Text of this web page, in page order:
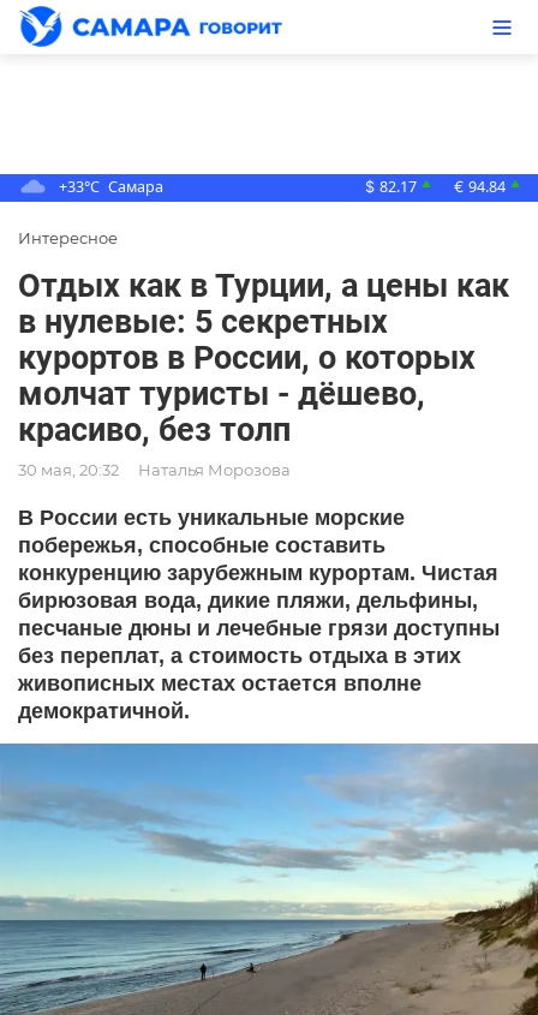
+33°C Самара $ 82.17 ▲ € 94.84 ▲
Интересное
Отдых как в Турции, а цены как
в нулевые: 5 секретных
курортов в России, о которых
молчат туристы - дёшево,
красиво, без толп
30 мая, 20:32 Наталья Морозова
В России есть уникальные морские
побережья, способные составить
конкуренцию зарубежным курортам. Чистая
бирюзовая вода, дикие пляжи, дельфины,
песчаные дюны и лечебные грязи доступны
без переплат, а стоимость отдыха в этих
живописных местах остается вполне
демократичной.